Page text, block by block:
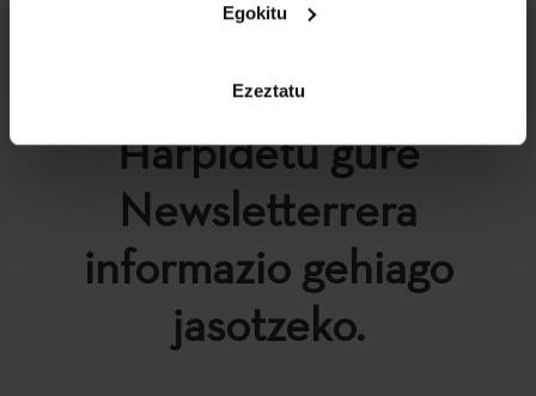
Egokitu
Ezeztatu
Harpidetu gure
Newsletterrera
informazio gehiago
jasotzeko.